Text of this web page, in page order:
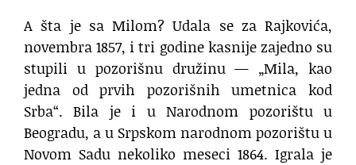
A šta je sa Milom? Udala se za Rajkovića,
novembra 1857, i tri godine kasnije zajedno su
stupili u pozorišnu družinu — „Mila, kao
jedna od prvih pozorišnih umetnica kod
Srba“. Bila je i u Narodnom pozorištu u
Beogradu, a u Srpskom narodnom pozorištu u
Novom Sadu nekoliko meseci 1864. Igrala je